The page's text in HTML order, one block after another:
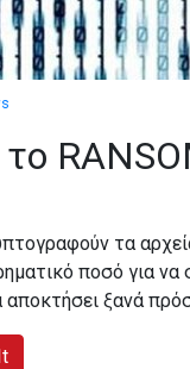
τα
ποσό για να
ξανά